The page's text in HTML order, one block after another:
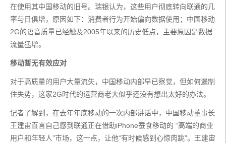
在使用其中国移动的旧号。瑞银认为，这些用户彻底转向联通的几
率与日俱增，原因如下：消费者行为开始偏向数据使用；中国移动
2G的语音质量已经触及2005年以来的历史低点，主要原因是数据
流量猛增。
移动暂无有效应对
对于高质量的用户大量流失，中国移动内部早已察觉，但如何遏制
住失势，这家2G时代的运营商老大似乎还没有想出太好的办法。
记者了解到，在去年年底移动的一次内部讲话中，中国移动董事长
王建宙直言自己感到联通正在借助iPhone蚕食移动的 “高端的商业
用户和年轻人”市场，这一点，让他“有时候感到心惊肉跳”。王建宙